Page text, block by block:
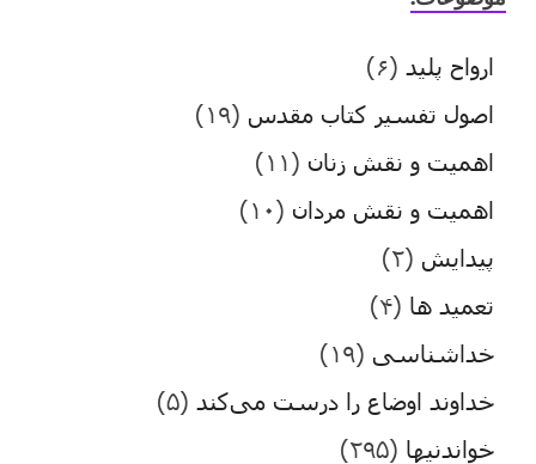
ارواح پلید (۶)
اصول تفسیر کتاب مقدس (۱۹)
اهمیت و نقش زنان (۱۱)
اهمیت و نقش مردان (۱۰)
پیدایش (۲)
تعمید ها (۴)
خداشناسی (۱۹)
خداوند اوضاع را درست می‌کند (۵)
خواندنیها (۲۹۵)